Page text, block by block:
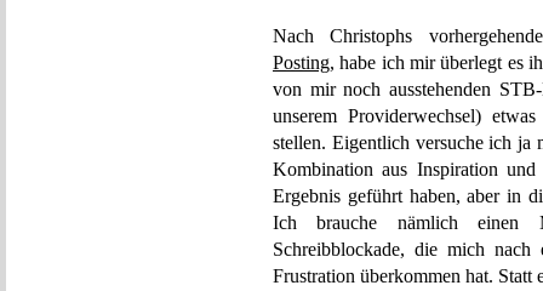
Nach Christophs
Posting, habe ich mir überlegt es
von mir noch ausstehenden
unserem Providerwechsel)
stellen. Eigentlich versuche ich ja
Kombination aus Inspiration
Ergebnis geführt haben, aber in
Ich brauche nämlich einen
Schreibblockade, die mich
Frustration überkommen hat. Statt